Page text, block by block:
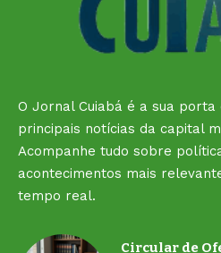
O Jornal Cuiabá é a sua
principais notícias da capital
Acompanhe tudo sobre
acontecimentos mais
tempo real.
Circular de